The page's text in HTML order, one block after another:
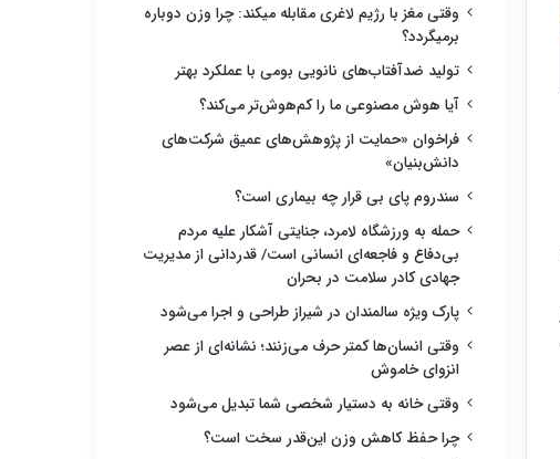
وقتی مغز با رژیم لاغری مقابله میکند: چرا وزن دوباره
برمیگردد؟
تولید ضدآفتاب‌های نانویی بومی با عملکرد بهتر
آیا هوش مصنوعی ما را کم‌هوش‌تر می‌کند؟
فراخوان «حمایت از پژوهش‌های عمیق شرکت‌های
دانش‌بنیان»
سندروم پای بی قرار چه بیماری است؟
حمله به ورزشگاه لامرد، جنایتی آشکار علیه مردم
بی‌دفاع و فاجعه‌ای انسانی است/ قدردانی از مدیریت
جهادی کادر سلامت در بحران
پارک ویژه سالمندان در شیراز طراحی و اجرا می‌شود
وقتی انسان‌ها کمتر حرف می‌زنند؛ نشانه‌ای از عصر
انزوای خاموش
وقتی خانه به دستیار شخصی شما تبدیل می‌شود
چرا حفظ کاهش وزن این‌قدر سخت است؟